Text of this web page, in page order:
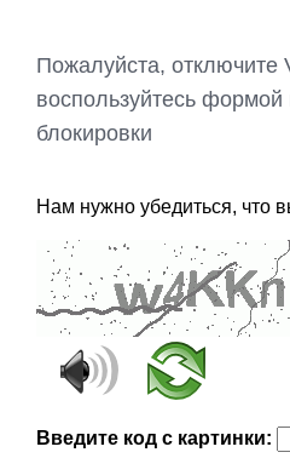
Пожалуйста, отключите
воспользуйтесь
блокировки
Нам нужно убедиться, что
Введите код с картинки: